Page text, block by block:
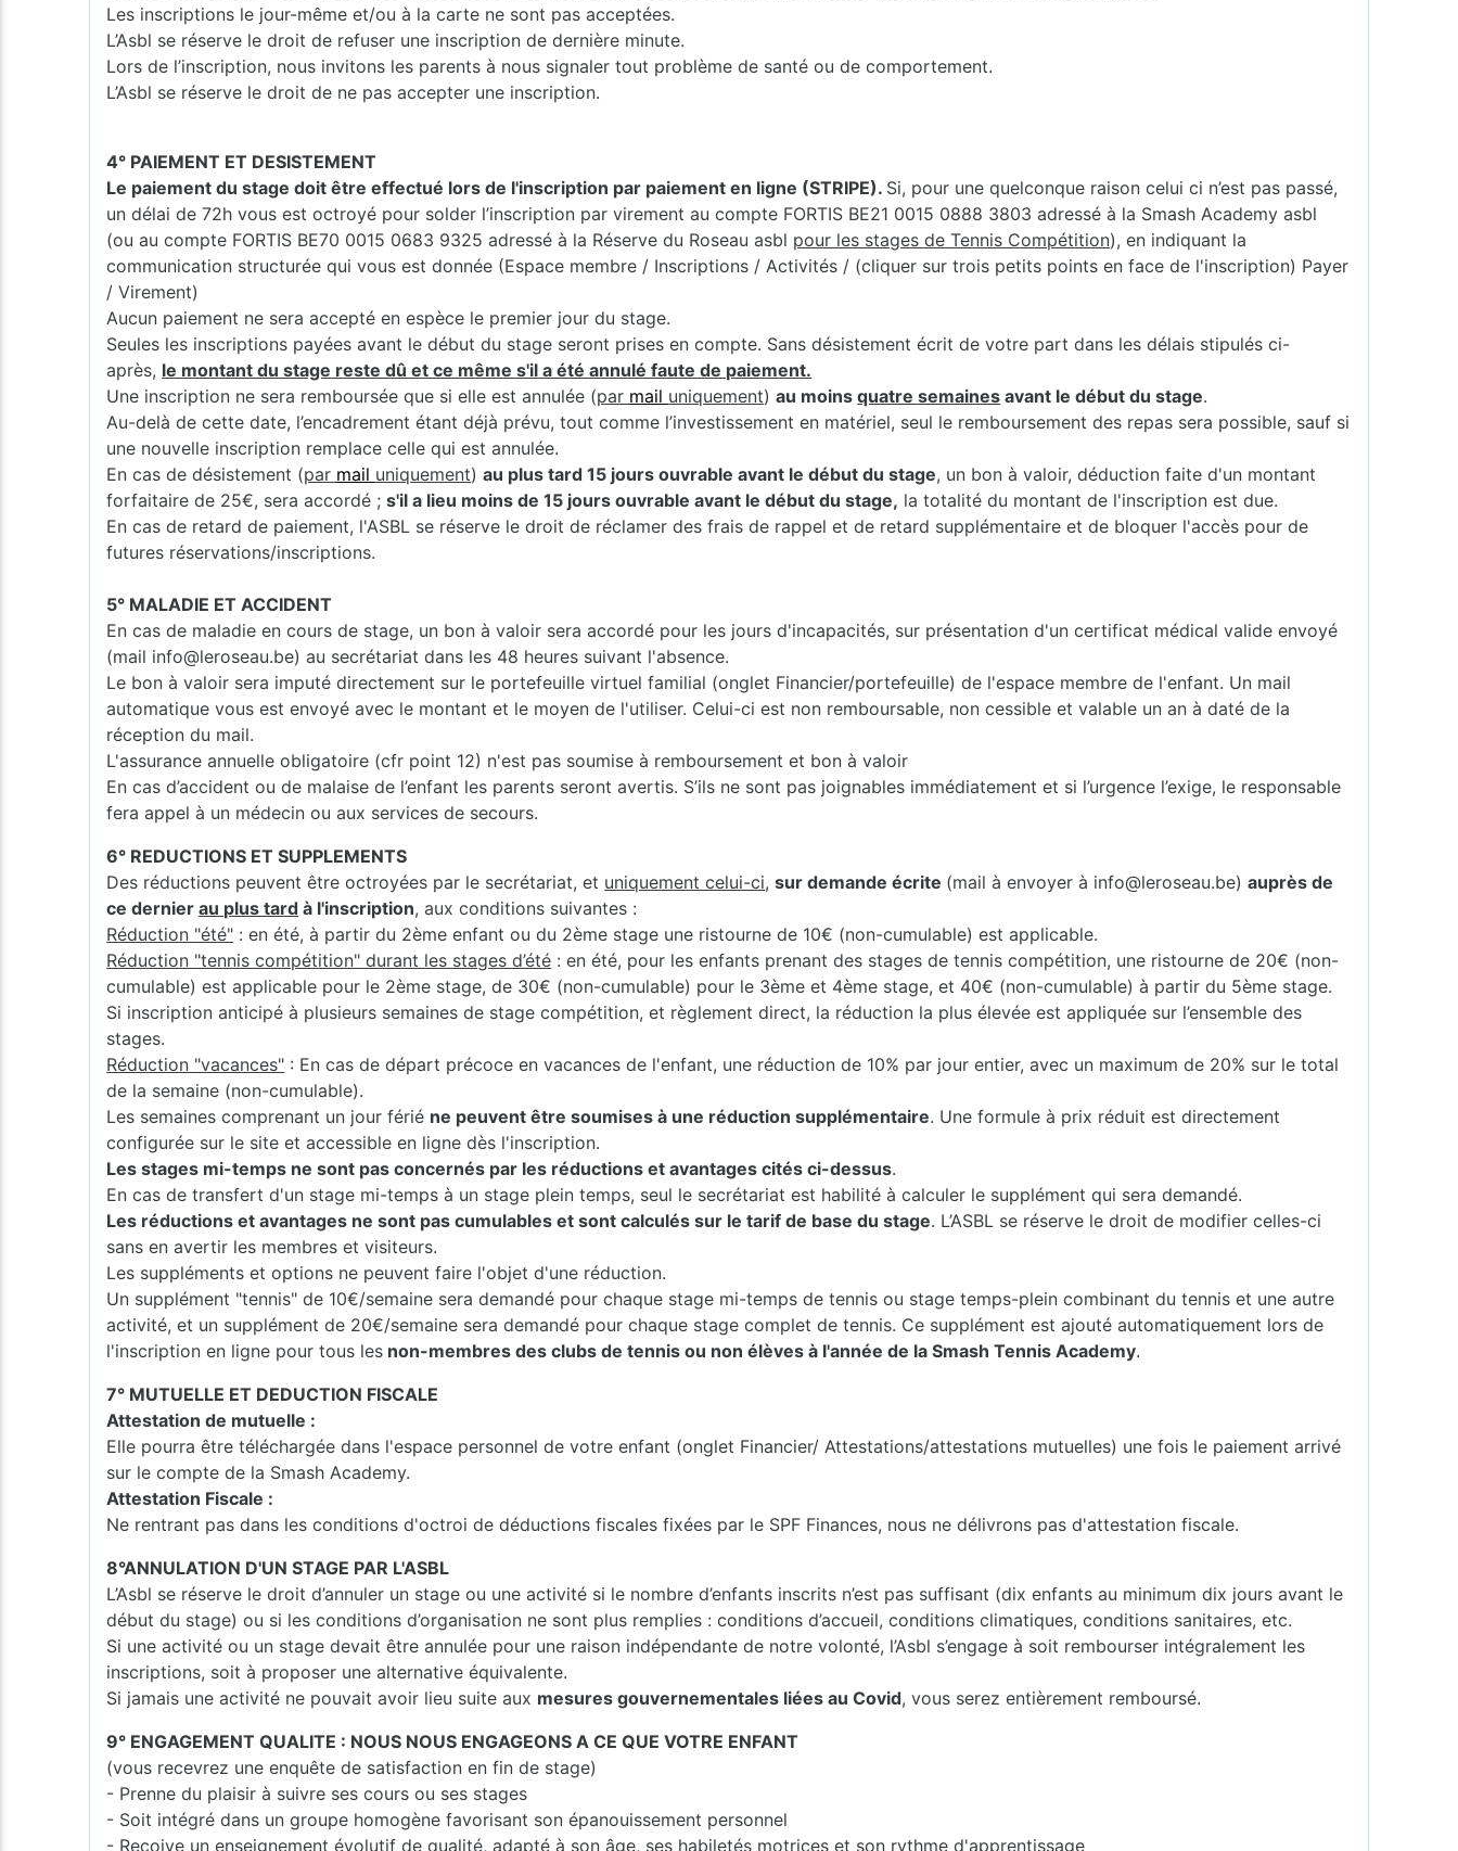
Les inscriptions le jour-même et/ou à la carte ne sont pas acceptées.
L’Asbl se réserve le droit de refuser une inscription de dernière minute.
Lors de l’inscription, nous invitons les parents à nous signaler tout problème de santé ou de comportement.
L’Asbl se réserve le droit de ne pas accepter une inscription.
4° PAIEMENT ET DESISTEMENT
Le paiement du stage doit être effectué lors de l'inscription par paiement en ligne (STRIPE). Si, pour une quelconque raison celui ci n’est pas passé,
un délai de 72h vous est octroyé pour solder l’inscription par virement au compte FORTIS BE21 0015 0888 3803 adressé à la Smash Academy asbl
(ou au compte FORTIS BE70 0015 0683 9325 adressé à la Réserve du Roseau asbl pour les stages de Tennis Compétition), en indiquant la
communication structurée qui vous est donnée (Espace membre / Inscriptions / Activités / (cliquer sur trois petits points en face de l'inscription) Payer
/ Virement)
Aucun paiement ne sera accepté en espèce le premier jour du stage.
Seules les inscriptions payées avant le début du stage seront prises en compte. Sans désistement écrit de votre part dans les délais stipulés ci-
après, le montant du stage reste dû et ce même s'il a été annulé faute de paiement.
Une inscription ne sera remboursée que si elle est annulée (par mail uniquement)au moinsquatre semaines avant le début du stage.
Au-delà de cette date, l’encadrement étant déjà prévu, tout comme l’investissement en matériel, seul le remboursement des repas sera possible, sauf si
une nouvelle inscription remplace celle qui est annulée.
En cas de désistement (par mail uniquement)au plus tard 15 jours ouvrable avant le début du stage, un bon à valoir, déduction faite d'un montant
forfaitaire de 25€, sera accordé ;s'il a lieu moins de 15 jours ouvrable avant le début du stage, la totalité du montant de l'inscription est due.
En cas de retard de paiement, l'ASBL se réserve le droit de réclamer des frais de rappel et de retard supplémentaire et de bloquer l'accès pour de
futures réservations/inscriptions.
5° MALADIE ET ACCIDENT
En cas de maladie en cours de stage, un bon à valoir sera accordé pour les jours d'incapacités, sur présentation d'un certificat médical valide envoyé
(mail info@leroseau.be) au secrétariat dans les 48 heures suivant l'absence.
Le bon à valoir sera imputé directement sur le portefeuille virtuel familial (onglet Financier/portefeuille) de l'espace membre de l'enfant. Un mail
automatique vous est envoyé avec le montant et le moyen de l'utiliser. Celui-ci est non remboursable, non cessible et valable un an à daté de la
réception du mail.
L'assurance annuelle obligatoire (cfr point 12) n'est pas soumise à remboursement et bon à valoir
En cas d’accident ou de malaise de l’enfant les parents seront avertis. S’ils ne sont pas joignables immédiatement et si l’urgence l’exige, le responsable
fera appel à un médecin ou aux services de secours.
6° REDUCTIONS ET SUPPLEMENTS
Des réductions peuvent être octroyées par le secrétariat, et uniquement celui-ci,sur demande écrite (mail à envoyer à info@leroseau.be)auprès de
ce dernierau plus tard à l'inscription, aux conditions suivantes :
Réduction "été" : en été, à partir du 2ème enfant ou du 2ème stage une ristourne de 10€ (non-cumulable) est applicable.
Réduction "tennis compétition" durant les stages d’été : en été, pour les enfants prenant des stages de tennis compétition, une ristourne de 20€ (non-
cumulable) est applicable pour le 2ème stage, de 30€ (non-cumulable) pour le 3ème et 4ème stage, et 40€ (non-cumulable) à partir du 5ème stage.
Si inscription anticipé à plusieurs semaines de stage compétition, et règlement direct, la réduction la plus élevée est appliquée sur l’ensemble des
stages.
Réduction "vacances" : En cas de départ précoce en vacances de l'enfant, une réduction de 10% par jour entier, avec un maximum de 20% sur le total
de la semaine (non-cumulable).
Les semaines comprenant un jour férié ne peuvent être soumises à une réduction supplémentaire. Une formule à prix réduit est directement
configurée sur le site et accessible en ligne dès l'inscription.
Les stages mi-temps ne sont pas concernés par les réductions et avantages cités ci-dessus.
En cas de transfert d'un stage mi-temps à un stage plein temps, seul le secrétariat est habilité à calculer le supplément qui sera demandé.
Les réductions et avantages ne sont pas cumulables et sont calculés sur le tarif de base du stage. L’ASBL se réserve le droit de modifier celles-ci
sans en avertir les membres et visiteurs.
Les suppléments et options ne peuvent faire l'objet d'une réduction.
Un supplément "tennis" de 10€/semaine sera demandé pour chaque stage mi-temps de tennis ou stage temps-plein combinant du tennis et une autre
activité, et un supplément de 20€/semaine sera demandé pour chaque stage complet de tennis. Ce supplément est ajouté automatiquement lors de
l'inscription en ligne pour tous les non-membres des clubs de tennis ou non élèves à l'année de la Smash Tennis Academy.
7° MUTUELLE ET DEDUCTION FISCALE
Attestation de mutuelle :
Elle pourra être téléchargée dans l'espace personnel de votre enfant (onglet Financier/ Attestations/attestations mutuelles) une fois le paiement arrivé
sur le compte de la Smash Academy.
Attestation Fiscale :
Ne rentrant pas dans les conditions d'octroi de déductions fiscales fixées par le SPF Finances, nous ne délivrons pas d'attestation fiscale.
8°ANNULATION D'UN STAGE PAR L'ASBL
L’Asbl se réserve le droit d’annuler un stage ou une activité si le nombre d’enfants inscrits n’est pas suffisant (dix enfants au minimum dix jours avant le
début du stage) ou si les conditions d’organisation ne sont plus remplies : conditions d’accueil, conditions climatiques, conditions sanitaires, etc.
Si une activité ou un stage devait être annulée pour une raison indépendante de notre volonté, l’Asbl s’engage à soit rembourser intégralement les
inscriptions, soit à proposer une alternative équivalente.
Si jamais une activité ne pouvait avoir lieu suite aux mesures gouvernementales liées au Covid, vous serez entièrement remboursé.
9° ENGAGEMENT QUALITE : NOUS NOUS ENGAGEONS A CE QUE VOTRE ENFANT
(vous recevrez une enquête de satisfaction en fin de stage)
- Prenne du plaisir à suivre ses cours ou ses stages
- Soit intégré dans un groupe homogène favorisant son épanouissement personnel
- Reçoive un enseignement évolutif de qualité, adapté à son âge, ses habiletés motrices et son rythme d'apprentissage